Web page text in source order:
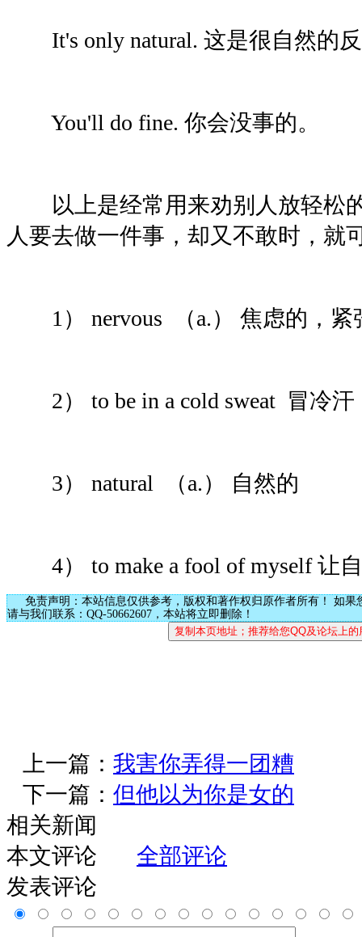
It's only natural. 这是很自然的
You'll do fine. 你会没事的。
以上是经常用来劝别人放轻松
人要去做一件事，却又不敢时，就
1） nervous （a.） 焦虑的，紧
2） to be in a cold sweat 冒冷汗
3） natural （a.） 自然的
4） to make a fool of myself 让
免责声明：本站信息仅供参考，版权和著作权归原作者所有！ 如果
请与我们联系：QQ-50662607，本站将立即删除！
上一篇： 我害你弄得一团糟
下一篇： 但他以为你是女的
相关新闻
本文评论
全部评论
发表评论